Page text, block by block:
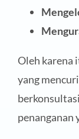
Oleh karena
yang
penanganan